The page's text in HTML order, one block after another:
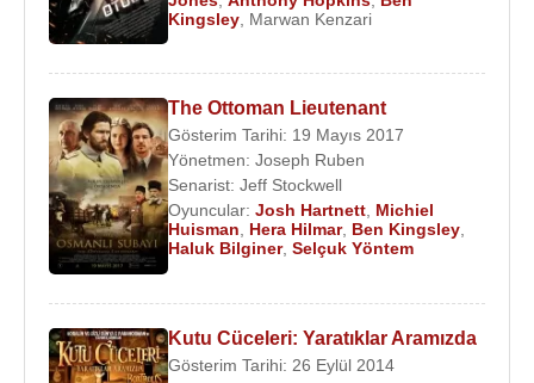
Kingsley Marwan Kenzari
The Ottoman Lieutenant
Gösterim Tarihi: 19 Mayıs 2017
Yönetmen: Joseph Ruben
Senarist: Jeff Stockwell
Oyuncular: Josh Hartnett, Michiel
Huisman, Hera Hilmar, Ben Kingsley,
Haluk Bilginer, Selçuk Yöntem
Kutu Cüceleri: Yaratıklar Aramızda
Gösterim Tarihi: 26 Eylül 2014